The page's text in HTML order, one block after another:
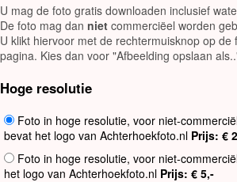
U mag de foto gratis downloaden inclusief
De foto mag dan niet commerciëel worden
U klikt hiervoor met de rechtermuisknop op de
pagina. Kies dan voor "Afbeelding opslaan
Hoge resolutie
Foto in hoge resolutie, voor niet-
bevat het logo van Achterhoekfoto.nl Prijs: €
Foto in hoge resolutie, voor niet-
het logo van Achterhoekfoto.nl Prijs: € 5,-